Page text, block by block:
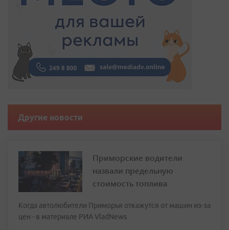
Другие новости
Приморские водители
назвали предельную
стоимость топлива
Когда автолюбители Приморья откажутся от машин из-за
цен - в материале РИА VladNews